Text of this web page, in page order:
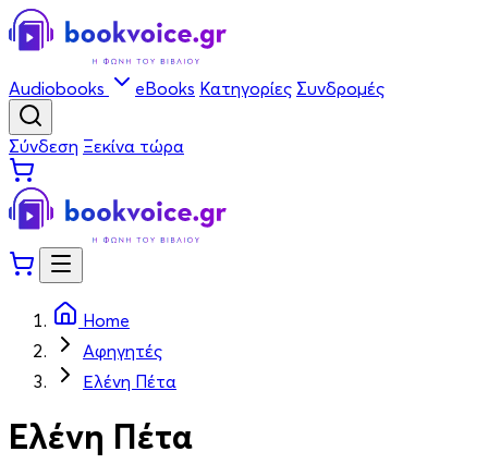
Audiobooks eBooks Κατηγορίες Συνδρομές
Σύνδεση Ξεκίνα τώρα
Home
Αφηγητές
Ελένη Πέτα
Ελένη Πέτα